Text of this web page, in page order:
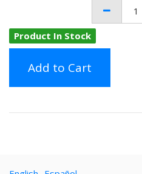
Product In Stock
Add to Cart